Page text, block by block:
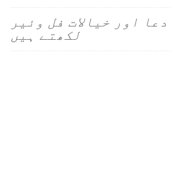
اور خیالات فل وئیر
لکھتے ہیں